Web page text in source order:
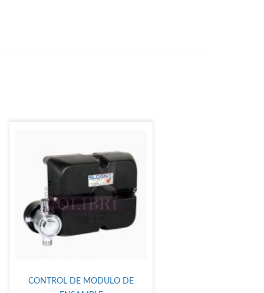
CONTROL DE MODULO DE